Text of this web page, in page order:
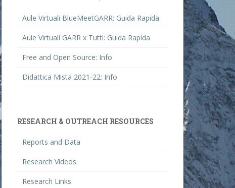
Aule Virtuali BlueMeetGARR: Guida Rapida
Aule Virtuali GARR x Tutti: Guida Rapida
Free and Open Source: Info
Didattica Mista 2021-22: Info
RESEARCH & OUTREACH RESOURCES
Reports and Data
Research Videos
Research Links